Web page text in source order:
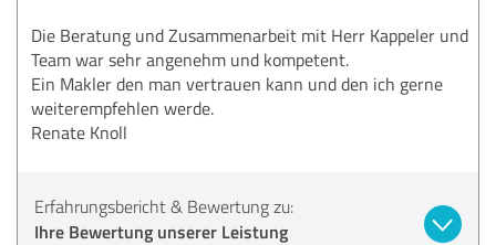
Die Beratung und Zusammenarbeit mit Herr Kappeler und
Team war sehr angenehm und kompetent.
Ein Makler den man vertrauen kann und den ich gerne
weiterempfehlen werde.
Renate Knoll
Erfahrungsbericht & Bewertung zu:
Ihre Bewertung unserer Leistung